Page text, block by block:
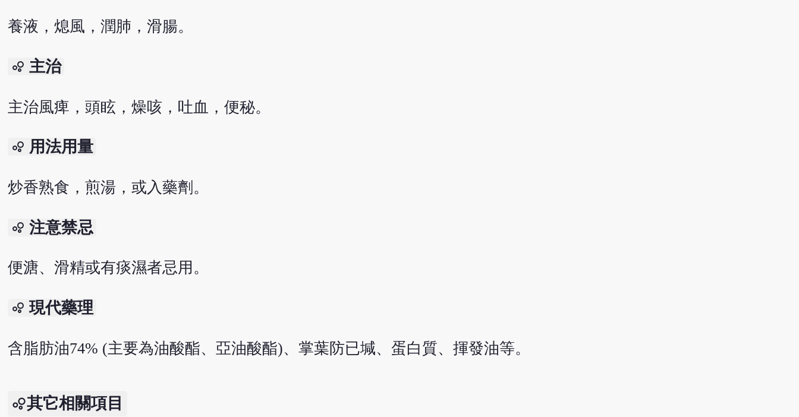
養液，熄風，潤肺，滑腸。
bubble_chart 主治
主治風痺，頭眩，燥咳，吐血，便秘。
bubble_chart 用法用量
炒香熟食，煎湯，或入藥劑。
bubble_chart 注意禁忌
便溏、滑精或有痰濕者忌用。
bubble_chart 現代藥理
含脂肪油74% (主要為油酸酯、亞油酸酯)、掌葉防已堿、蛋白質、揮發油等。
其它相關項目